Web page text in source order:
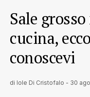
Sale
cucina,
conoscevi
di Iole Di Cristofalo - 30